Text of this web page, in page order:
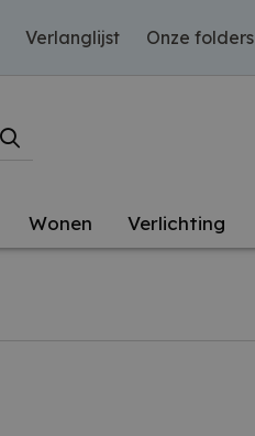
Verlanglijst Onze folders
Wonen Verlichting